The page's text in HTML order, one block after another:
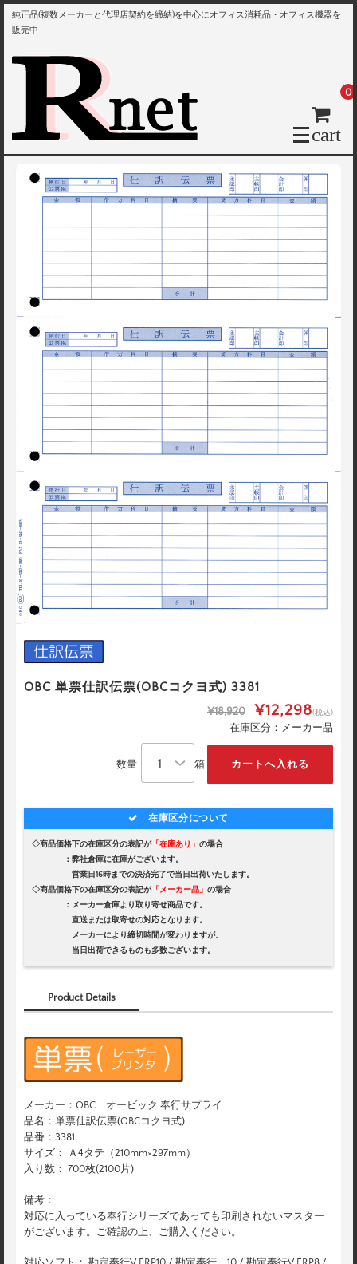
純正品(複数メーカーと代理店契約を締結)を中心にオフィス消耗品・オフィス機器を
販売中
cart
0
OBC 単票仕訳伝票(OBCコクヨ式) 3381
¥18,920 ¥12,298(税込)
在庫区分：メーカー品
数量 箱
在庫区分について
◇商品価格下の在庫区分の表記が「在庫あり」 の場合
：弊社倉庫に在庫がございます。
営業日16時までの決済完了で当日出荷いたします。
◇商品価格下の在庫区分の表記が「メーカー品」 の場合
：メーカー倉庫より取り寄せ商品です。
直送または取寄せの対応となります。
メーカーにより締切時間が変わりますが、
当日出荷できるものも多数ございます。
Product Details
メーカー：OBC オービック 奉行サプライ
品名：単票仕訳伝票(OBCコクヨ式)
品番：3381
サイズ： Ａ4タテ（210mm×297mm）
入り数： 700枚(2100片)
備考：
対応に入っている奉行シリーズであっても印刷されないマスター
がございます。ご確認の上、ご購入ください。